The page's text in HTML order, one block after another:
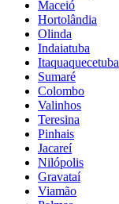
Maceió
Hortolândia
Olinda
Indaiatuba
Itaquaquecetuba
Sumaré
Colombo
Valinhos
Teresina
Pinhais
Jacareí
Nilópolis
Gravataí
Viamão